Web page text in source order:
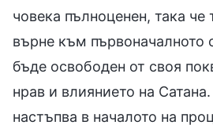
човека пълноценен, така
върне към първоначалното
бъде освободен от своя
нрав и влиянието на
настъпва в началото на